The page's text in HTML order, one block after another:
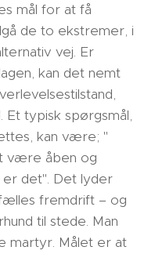
mål for at få
de to ekstremer, i
vej. Er
kan det nemt
Et typisk spørgsmål,
kan være; "
være åben og
er det". Det lyder
fremdrift – og
til stede. Man
martyr. Målet er at